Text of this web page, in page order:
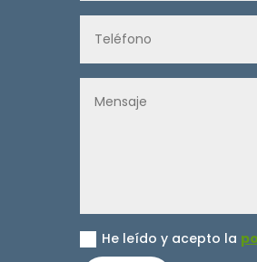
He leído y acepto la